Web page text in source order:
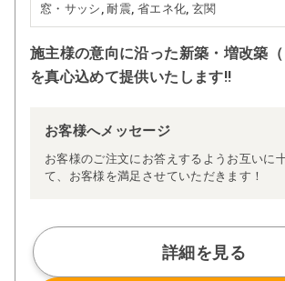
窓・サッシ, 耐震, 省エネ化, 玄関
施主様の意向に沿った新築・増改築（
を真心込めて提供いたします!!
お客様へメッセージ
お客様のご注文にお答えするようお互いに
て、お客様を満足させていただきます！
詳細を見る